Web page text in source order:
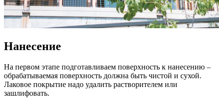
Нанесение
На первом этапе подготавливаем поверхность к нанесению –
обрабатываемая поверхность должна быть чистой и сухой.
Лаковое покрытие надо удалить растворителем или
зашлифовать.